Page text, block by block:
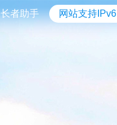
长者助手 网站支持IPv6